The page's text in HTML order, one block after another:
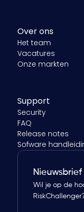
Over ons
Het team
Vacatures
Onze markten
Support
Security
FAQ
Release notes
Sofware
Nieuwsbrief
Wil je op de